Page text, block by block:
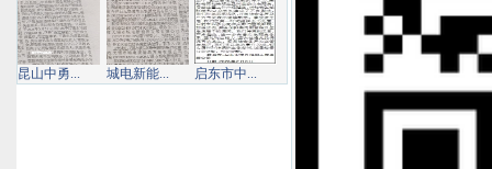
昆山中勇... 城电新能... 启东市中...